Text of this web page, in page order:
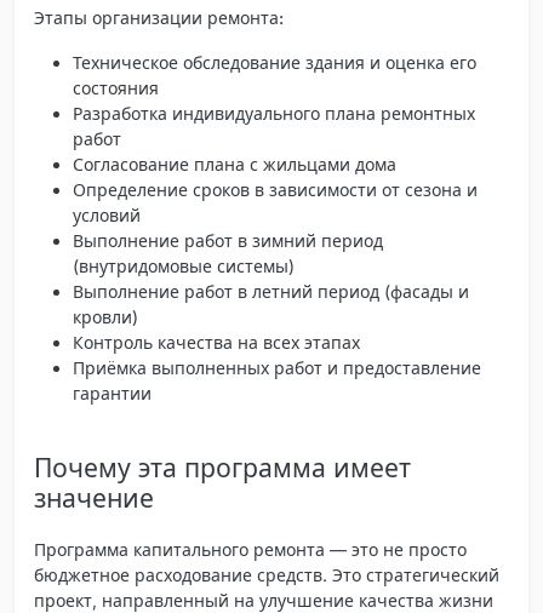
Этапы организации ремонта:
Техническое обследование здания и оценка его
состояния
Разработка индивидуального плана ремонтных
работ
Согласование плана с жильцами дома
Определение сроков в зависимости от сезона и
условий
Выполнение работ в зимний период
(внутридомовые системы)
Выполнение работ в летний период (фасады и
кровли)
Контроль качества на всех этапах
Приёмка выполненных работ и предоставление
гарантии
Почему эта программа имеет
значение
Программа капитального ремонта — это не просто
бюджетное расходование средств. Это стратегический
проект, направленный на улучшение качества жизни